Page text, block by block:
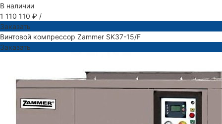
В наличии
1 110 110 ₽ /
Заказать
Винтовой компрессор Zammer SK37-15/F
Заказать